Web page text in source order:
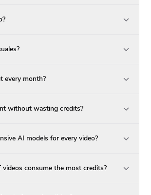
every month?
without wasting credits?
AI models for every video?
consume the most credits?